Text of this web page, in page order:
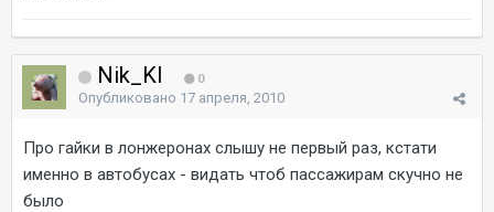
Nik_Kl 0
Опубликовано 17 апреля, 2010
Про гайки в лонжеронах слышу не первый раз, кстати
именно в автобусах - видать чтоб пассажирам скучно не
было